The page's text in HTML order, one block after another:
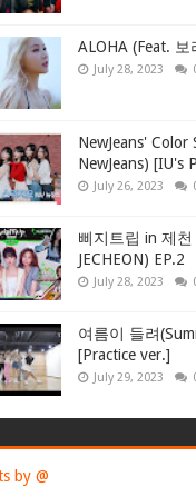
ALOHA (Feat. 보
July 28, 2023
NewJeans' Color
NewJeans) [IU's
July 26, 2023
삐지트립 in 제
JECHEON) EP.2
July 28, 2023
여름이 들려
[Practice ver.]
July 29, 2023
by @